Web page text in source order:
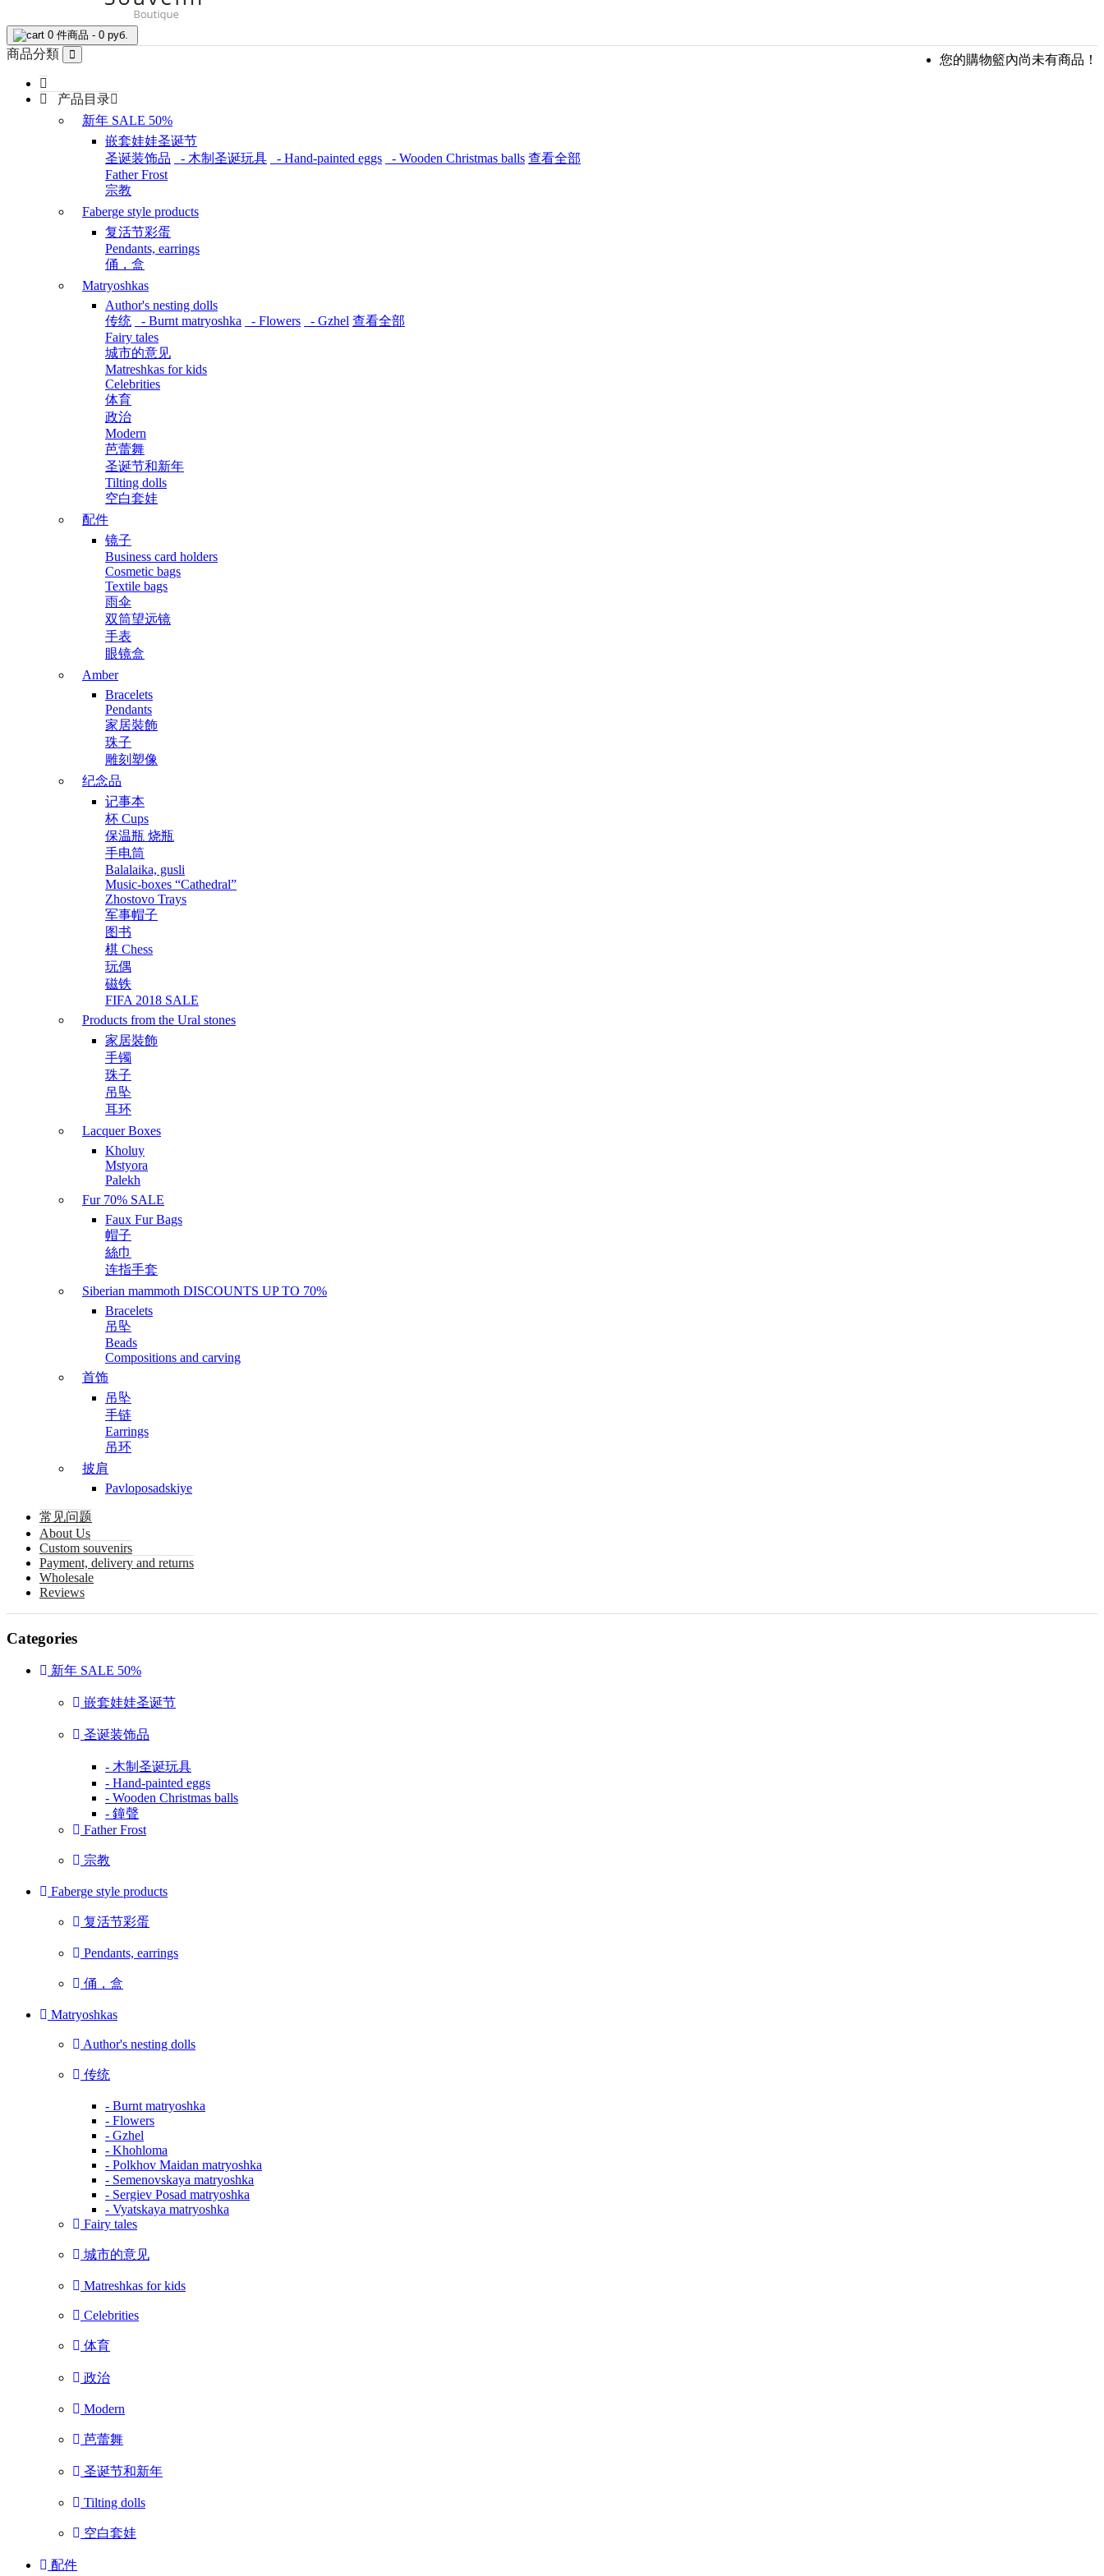
0 件商品 - 0 руб.
您的購物籃內尚未有商品！
商品分類
产品目录
新年 SALE 50%
嵌套娃娃圣诞节
圣诞装饰品
- 木制圣诞玩具 - Hand-painted eggs - Wooden Christmas balls 查看全部
Father Frost
宗教
Faberge style products
复活节彩蛋
Pendants, earrings
俑，盒
Matryoshkas
Author's nesting dolls
传统
- Burnt matryoshka - Flowers - Gzhel 查看全部
Fairy tales
城市的意见
Matreshkas for kids
Celebrities
体育
政治
Modern
芭蕾舞
圣诞节和新年
Tilting dolls
空白套娃
配件
镜子
Business card holders
Cosmetic bags
Textile bags
雨伞
双筒望远镜
手表
眼镜盒
Amber
Bracelets
Pendants
家居裝飾
珠子
雕刻塑像
纪念品
记事本
杯 Cups
保温瓶 烧瓶
手电筒
Balalaika, gusli
Music-boxes “Cathedral”
Zhostovo Trays
军事帽子
图书
棋 Chess
玩偶
磁铁
FIFA 2018 SALE
Products from the Ural stones
家居裝飾
手镯
珠子
吊坠
耳环
Lacquer Boxes
Kholuy
Mstyora
Palekh
Fur 70% SALE
Faux Fur Bags
帽子
絲巾
连指手套
Siberian mammoth DISCOUNTS UP TO 70%
Bracelets
吊坠
Beads
Compositions and carving
首饰
吊坠
手链
Earrings
吊环
披肩
Pavloposadskiye
常见问题
About Us
Custom souvenirs
Payment, delivery and returns
Wholesale
Reviews
Categories
新年 SALE 50%
嵌套娃娃圣诞节
圣诞装饰品
- 木制圣诞玩具
- Hand-painted eggs
- Wooden Christmas balls
- 鐘聲
Father Frost
宗教
Faberge style products
复活节彩蛋
Pendants, earrings
俑，盒
Matryoshkas
Author's nesting dolls
传统
- Burnt matryoshka
- Flowers
- Gzhel
- Khohloma
- Polkhov Maidan matryoshka
- Semenovskaya matryoshka
- Sergiev Posad matryoshka
- Vyatskaya matryoshka
Fairy tales
城市的意见
Matreshkas for kids
Celebrities
体育
政治
Modern
芭蕾舞
圣诞节和新年
Tilting dolls
空白套娃
配件